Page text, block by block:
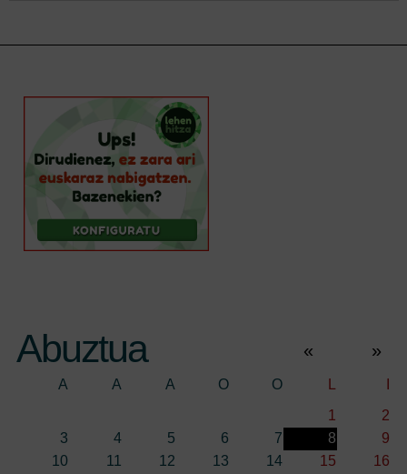
Abuztua « »
A A A O O
1
2
3
4 5 6 7 8
9
10
11 12 13 14 15
16